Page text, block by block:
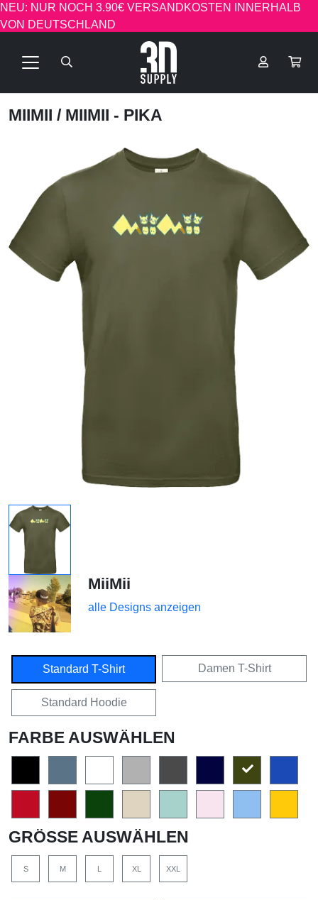
NEU: NUR NOCH 3.90€ VERSANDKOSTEN INNERHALB
VON DEUTSCHLAND
MIIMII / MIIMII - PIKA
MiiMii
alle Designs anzeigen
Standard T-Shirt Damen T-Shirt
Standard Hoodie
FARBE AUSWÄHLEN
GRÖSSE AUSWÄHLEN
S M L XL XXL